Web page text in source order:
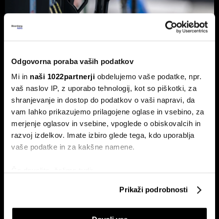
Odgovorna poraba vaših podatkov
Mi in naši 1022partnerji obdelujemo vaše podatke, npr.
vaš naslov IP, z uporabo tehnologij, kot so piškotki, za
shranjevanje in dostop do podatkov o vaši napravi, da
vam lahko prikazujemo prilagojene oglase in vsebino, za
merjenje oglasov in vsebine, vpoglede o obiskovalcih in
razvoj izdelkov. Imate izbiro glede tega, kdo uporablja
vaše podatke in za kakšne namene.
Identificirati napravo z aktivnim preverjanjem
Prikaži podrobnosti
Od kod prihaja dizel v Slovenijo in ali
bo cena še naprej rasla
Od začetka leta se je sod surove nafte brent podražil za
več kot 30 odstotkov. A potrošniki na bencinskih črpalkah
ne kupujejo surove nafte, temveč njihove derivate.